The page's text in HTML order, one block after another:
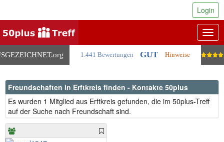
.org 1.441 Bewertungen GUT Hinweise
Login
Freundschaften in Erftkreis finden - Kontakte 50plus
Es wurden 1 Mitglied aus Erftkreis gefunden, die im 50plus-Treff
auf der Suche nach Freundschaft sind.